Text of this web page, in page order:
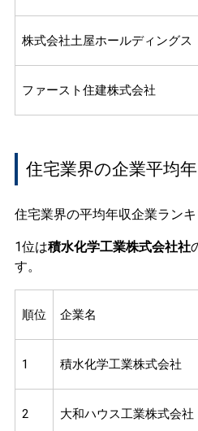
株式会社土屋ホールディングス
ファースト住建株式会社
住宅業界の企業平均
住宅業界の平均年収企業ランキ
1位は積水化学工業株式会社社
す。
順位 企業名
1 積水化学工業株式会社
2 大和ハウス工業株式会社